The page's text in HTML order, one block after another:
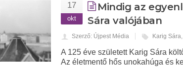
17
okt
Mindig az
Sára valójában
Szerző: Újpest Média Karig Sára,
A 125 éve született Karig Sára
Az életmentő hős unokahúga és